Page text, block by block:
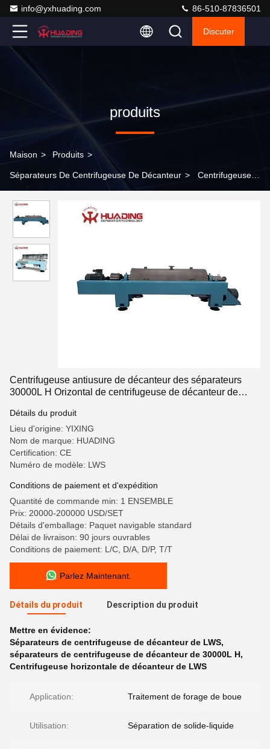
info@yxhuading.com 86-510-87836501
Discuter
produits
Maison > Produits >
Séparateurs De Centrifugeuse De Décanteur > Centrifugeuse
centrifugeuse de décanteur de LWS
Centrifugeuse antiusure de décanteur des séparateurs
30000L H Orizontal de centrifugeuse de décanteur de
Détails du produit
Lieu d'origine: YIXING
Nom de marque: HUADING
Certification: CE
Numéro de modèle: LWS
Conditions de paiement et d'expédition
Quantité de commande min: 1 ENSEMBLE
Prix: 20000-200000 USD/SET
Détails d'emballage: Paquet navigable standard
Délai de livraison: 90 jours ouvrables
Conditions de paiement: L/C, D/A, D/P, T/T
Parlez Maintenant.
Détails du produit Description du produit
Mettre en évidence:
Séparateurs de centrifugeuse de décanteur de LWS,
séparateurs de centrifugeuse de décanteur de 30000L H,
Centrifugeuse horizontale de décanteur de LWS
Application: Traitement de forage de boue
Utilisation: Séparation de solide-liquide